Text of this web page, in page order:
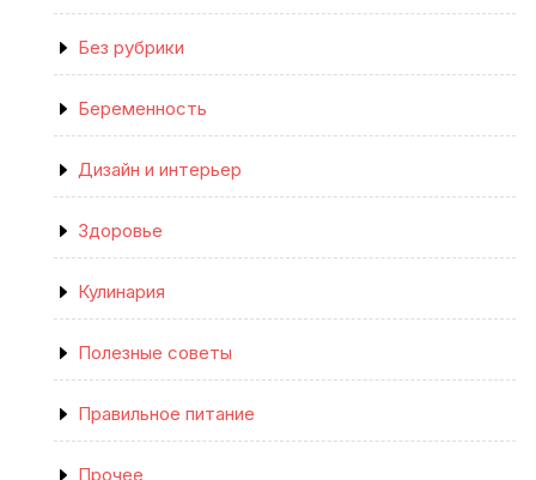
Без рубрики
Беременность
Дизайн и интерьер
Здоровье
Кулинария
Полезные советы
Правильное питание
Прочее